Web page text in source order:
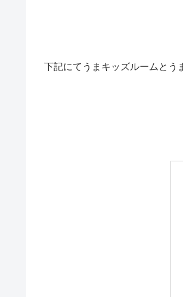
下記にてうまキッズルームとう